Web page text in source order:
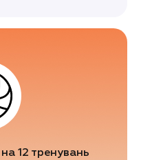
12 тренувань